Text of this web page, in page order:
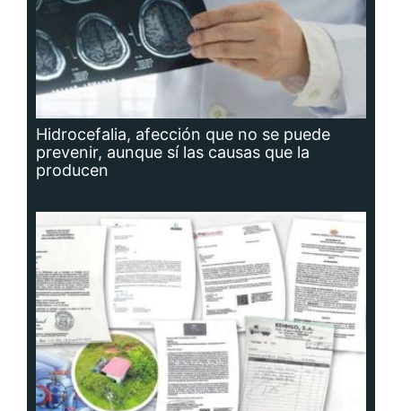
Hidrocefalia, afección que no se puede
prevenir, aunque sí las causas que la
producen